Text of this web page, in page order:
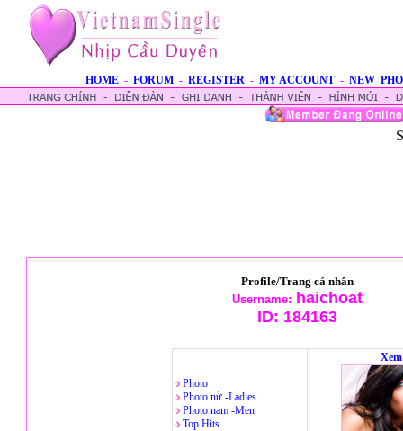
HOME - FORUM - REGISTER - MY ACCOUNT - NEW
Profile/Trang cá nhân
Username: haichoat
ID: 184163
Photo
Photo nử -Ladies
Photo nam -Men
Top Hits